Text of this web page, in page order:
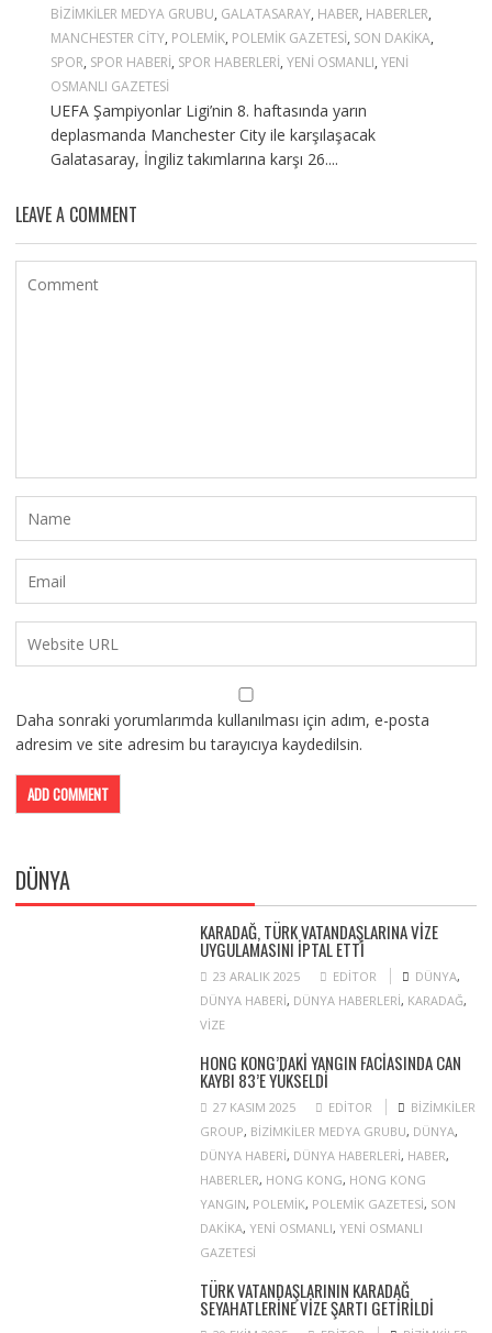
BIZIMKILER MEDYA GRUBU, GALATASARAY, HABER, HABERLER,
MANCHESTER CITY, POLEMIK, POLEMIK GAZETESI, SON DAKIKA,
SPOR, SPOR HABERI, SPOR HABERLERI, YENI OSMANLI, YENI
OSMANLI GAZETESI
UEFA Şampiyonlar Ligi’nin 8. haftasında yarın
deplasmanda Manchester City ile karşılaşacak
Galatasaray, İngiliz takımlarına karşı 26....
LEAVE A COMMENT
Daha sonraki yorumlarımda kullanılması için adım, e-posta
adresim ve site adresim bu tarayıcıya kaydedilsin.
DÜNYA
KARADAĞ, TÜRK VATANDAŞLARINA VIZE
UYGULAMASINI IPTAL ETTI
23 ARALIK 2025 EDITOR DÜNYA,
DÜNYA HABERI, DÜNYA HABERLERI, KARADAĞ,
VIZE
HONG KONG’DAKI YANGIN FACIASINDA CAN
KAYBI 83’E YÜKSELDI
27 KASIM 2025 EDITOR
BIZIMKILER
GROUP, BIZIMKILER MEDYA GRUBU, DÜNYA,
DÜNYA HABERI, DÜNYA HABERLERI, HABER,
HABERLER, HONG KONG, HONG KONG
YANGIN, POLEMIK, POLEMIK GAZETESI, SON
DAKIKA, YENI OSMANLI, YENI OSMANLI
GAZETESI
TÜRK VATANDAŞLARININ KARADAĞ
SEYAHATLERINE VIZE ŞARTI GETIRILDI